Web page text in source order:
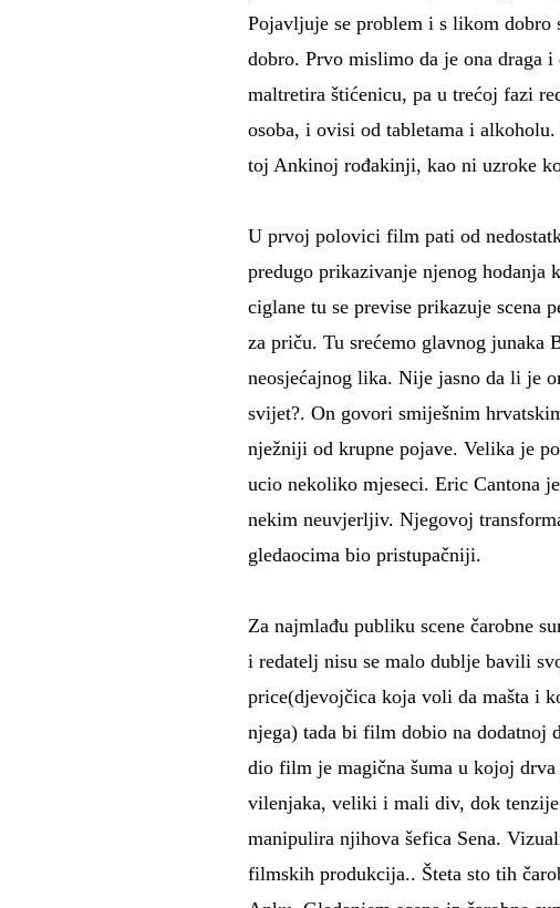
Pojavljuje se problem i s likom
dobro. Prvo mislimo da je ona draga
maltretira štićenicu, pa u trećoj fazi
osoba, i ovisi od tabletama i
toj Ankinoj rođakinji, kao ni uzroke
U prvoj polovici film pati od
predugo prikazivanje njenog hodanja
ciglane tu se previse prikazuje scena
za priču. Tu srećemo glavnog
neosjećajnog lika. Nije jasno da li je
svijet?. On govori smiješnim
nježniji od krupne pojave. Velika je
ucio nekoliko mjeseci. Eric Cantona
nekim neuvjerljiv. Njegovoj
gledaocima bio pristupačniji.
Za najmlađu publiku scene čarobne
i redatelj nisu se malo dublje bavili
price(djevojčica koja voli da mašta i
njega) tada bi film dobio na
dio film je magična šuma u kojoj
vilenjaka, veliki i mali div, dok
manipulira njihova šefica Sena.
filmskih produkcija.. Šteta sto tih